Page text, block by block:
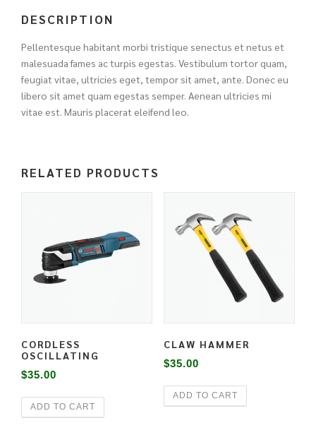
DESCRIPTION
Pellentesque habitant morbi tristique senectus et netus et
malesuada fames ac turpis egestas. Vestibulum tortor quam,
feugiat vitae, ultricies eget, tempor sit amet, ante. Donec eu
libero sit amet quam egestas semper. Aenean ultricies mi
vitae est. Mauris placerat eleifend leo.
RELATED PRODUCTS
CORDLESS
OSCILLATING
$35.00
ADD TO CART
CLAW HAMMER
$35.00
ADD TO CART